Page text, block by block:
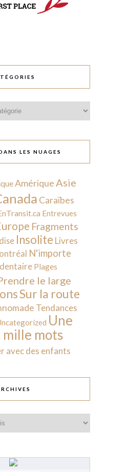
LES NUAGES
Amérique Asie
Caraïbes
Entrevues
Fragments
Insolite Livres
N'importe
Plages
le large
Sur la route
Tendances
Une
mille mots
avec des enfants